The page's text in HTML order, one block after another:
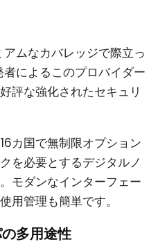
ムなカバレッジで際立っ
によるこのプロバイダー
評な強化されたセキュリ
カ国で無制限オプション
を必要とするデジタルノ
モダンなインターフェー
用管理も簡単です。
多用途性